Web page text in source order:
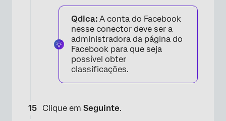
Qdica: A conta do Facebook
nesse conector deve ser a
administradora da página do
Facebook para que seja
possível obter
classificações.
Clique em Seguinte.